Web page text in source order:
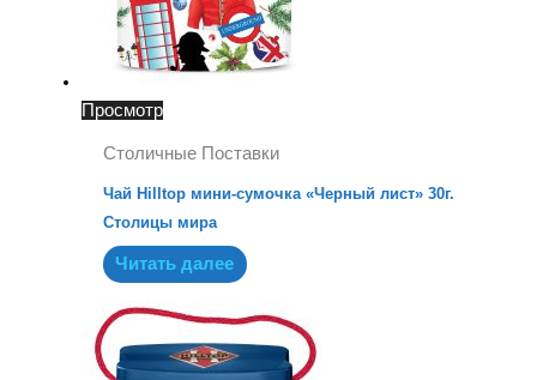
Просмотр
Столичные Поставки
Чай Hilltop мини-сумочка «Черный лист» 30г.
Столицы мира
Читать далее